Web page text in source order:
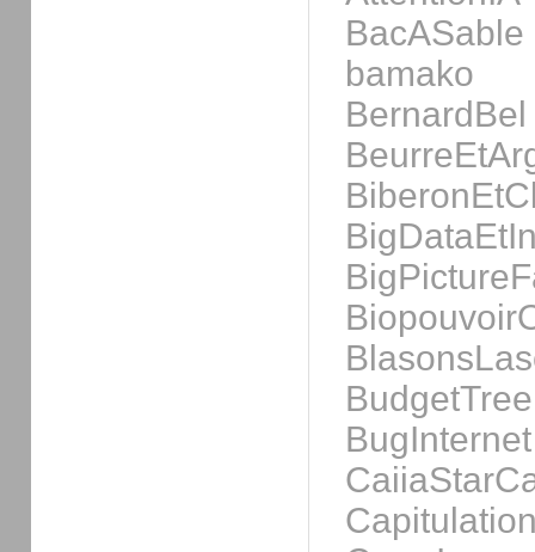
BacASable
bamako
BernardBel
BugInternet